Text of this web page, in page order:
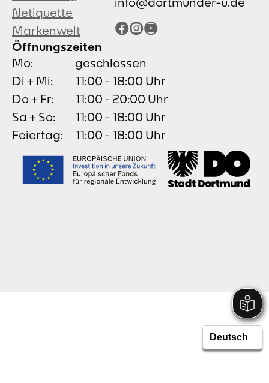
Netiquette
Markenwelt
Facebook
Instagram
YouTube
Öffnungszeiten
Mo:
geschlossen
Di + Mi:
11:00 - 18:00 Uhr
Do + Fr:
11:00 - 20:00 Uhr
Sa + So:
11:00 - 18:00 Uhr
Feiertag:
11:00 - 18:00 Uhr